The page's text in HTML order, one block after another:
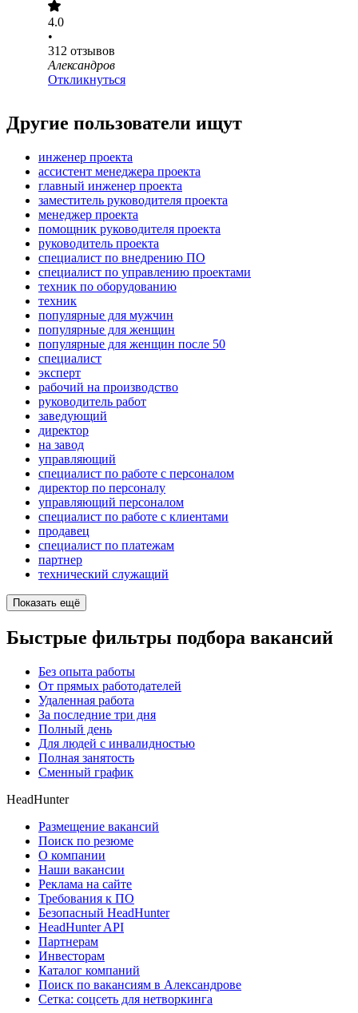
4.0
•
312 отзывов
Александров
Откликнуться
Другие пользователи ищут
инженер проекта
ассистент менеджера проекта
главный инженер проекта
заместитель руководителя проекта
менеджер проекта
помощник руководителя проекта
руководитель проекта
специалист по внедрению ПО
специалист по управлению проектами
техник по оборудованию
техник
популярные для мужчин
популярные для женщин
популярные для женщин после 50
специалист
эксперт
рабочий на производство
руководитель работ
заведующий
директор
на завод
управляющий
специалист по работе с персоналом
директор по персоналу
управляющий персоналом
специалист по работе с клиентами
продавец
специалист по платежам
партнер
технический служащий
Показать ещё
Быстрые фильтры подбора вакансий
Без опыта работы
От прямых работодателей
Удаленная работа
За последние три дня
Полный день
Для людей с инвалидностью
Полная занятость
Сменный график
HeadHunter
Размещение вакансий
Поиск по резюме
О компании
Наши вакансии
Реклама на сайте
Требования к ПО
Безопасный HeadHunter
HeadHunter API
Партнерам
Инвесторам
Каталог компаний
Поиск по вакансиям в Александрове
Сетка: соцсеть для нетворкинга